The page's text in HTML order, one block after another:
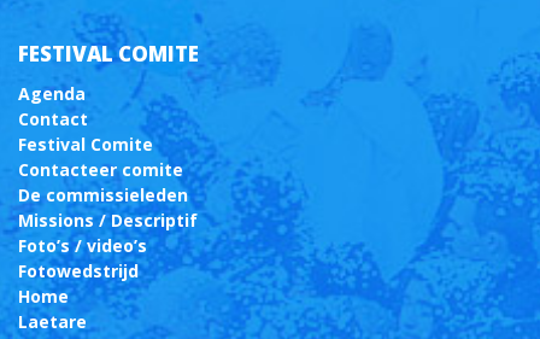
FESTIVAL COMITE
Agenda
Contact
Festival Comite
Contacteer comite
De commissieleden
Missions / Descriptif
Foto’s / video’s
Fotowedstrijd
Home
Laetare